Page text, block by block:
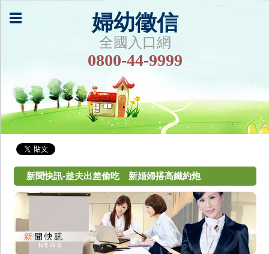
婦幼徵信
全國入口網
0800-44-9999
新聞快訊-趁夫出差偷吃 新婚婦搭高鐵約炮